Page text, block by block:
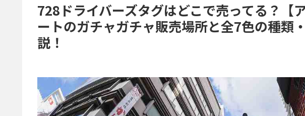
728ドライバーズタグはどこで売ってる？【
ートのガチャガチャ販売場所と全7色の種類
説！